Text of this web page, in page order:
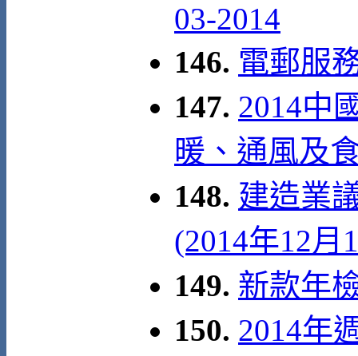
03-2014
146. 電郵服
147. 2014中
暖、通風及
148. 建造業
(2014年12月
149. 新款年
150. 2014年